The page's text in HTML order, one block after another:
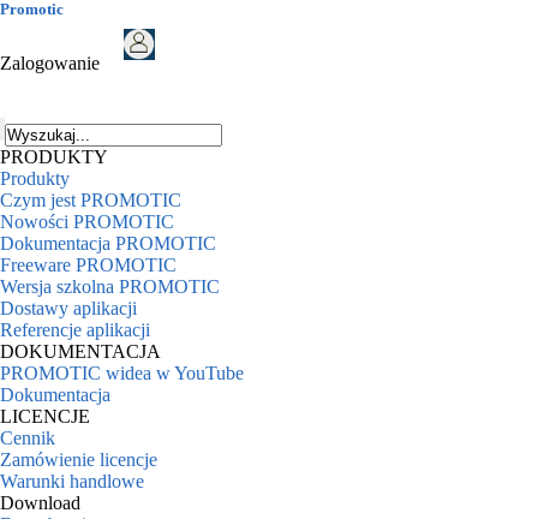
Promotic
Zalogowanie
PRODUKTY
Produkty
Czym jest PROMOTIC
Nowości PROMOTIC
Dokumentacja PROMOTIC
Freeware PROMOTIC
Wersja szkolna PROMOTIC
Dostawy aplikacji
Referencje aplikacji
DOKUMENTACJA
PROMOTIC widea w YouTube
Dokumentacja
LICENCJE
Cennik
Zamówienie licencje
Warunki handlowe
Download